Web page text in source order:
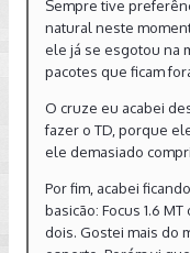
mais rápido que meu
muitíssimo melhor,
Vou testar ele mais
mais rápido que o
que é igual ou pior,
menor torque em
Mas, pelo preço que
pelas condições
pouco mais caro que
acabamento bem
Sempre tive
natural neste
ele já se esgotou na
pacotes que ficam
O cruze eu acabei
fazer o TD, porque
ele demasiado
Por fim, acabei
basicão: Focus 1.6
dois. Gostei mais do